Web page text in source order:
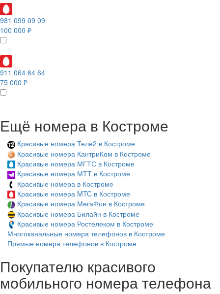
981 099 09 09
100 000 ₽
911 064 64 64
75 000 ₽
Ещё номера в Костроме
Красивые номера Теле2 в Костроме
Красивые номера КантриКом в Костроме
Красивые номера МГТС в Костроме
Красивые номера МТТ в Костроме
Красивые номера в Костроме
Красивые номера MTC в Костроме
Красивые номера МегаФон в Костроме
Красивые номера Билайн в Костроме
Красивые номера Ростелеком в Костроме
Многоканальные номера телефонов в Костроме
Прямые номера телефонов в Костроме
Покупателю красивого
мобильного номера телефона